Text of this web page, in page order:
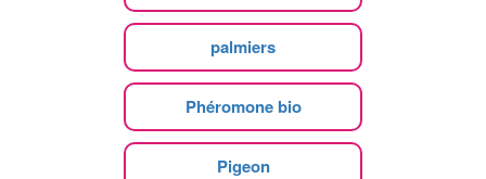
palmiers
Phéromone bio
Pigeon